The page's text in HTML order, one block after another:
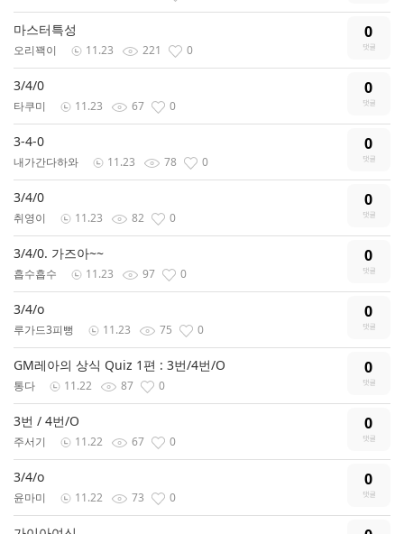
마스터특성 0
오리꽥이 11.23 221 0
3/4/0 0
타쿠미 11.23 67 0
3-4-0 0
내가간다하와 11.23 78 0
3/4/0 0
취영이 11.23 82 0
3/4/0. 가즈아~~ 0
흡수흡수 11.23 97 0
3/4/o 0
루가드3피뻥 11.23 75 0
GM레아의 상식 Quiz 1편 : 3번/4번/O 0
통다 11.22 87 0
3번 / 4번/O 0
주서기 11.22 67 0
3/4/o 0
윤마미 11.22 73 0